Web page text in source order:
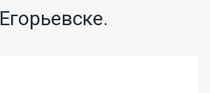
Егорьевске.